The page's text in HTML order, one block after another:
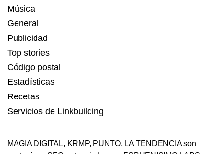
Música
General
Publicidad
Top stories
Código postal
Estadísticas
Recetas
Servicios de Linkbuilding
MAGIA DIGITAL, KRMP, PUNTO, LA TENDENCIAson